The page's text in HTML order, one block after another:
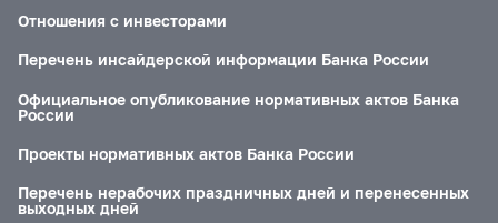
Отношения с инвесторами
Перечень инсайдерской информации Банка России
Официальное опубликование нормативных актов Банка
России
Проекты нормативных актов Банка России
Перечень нерабочих праздничных дней и перенесенных
выходных дней